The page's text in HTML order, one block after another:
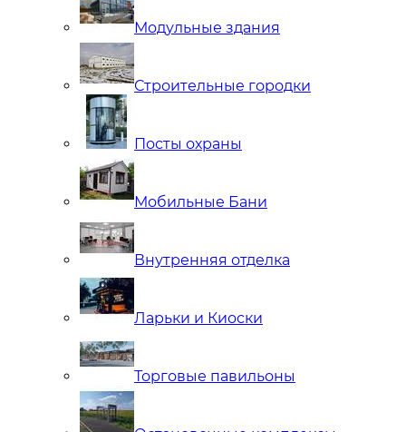
Модульные здания
Строительные городки
Посты охраны
Мобильные Бани
Внутренняя отделка
Ларьки и Киоски
Торговые павильоны